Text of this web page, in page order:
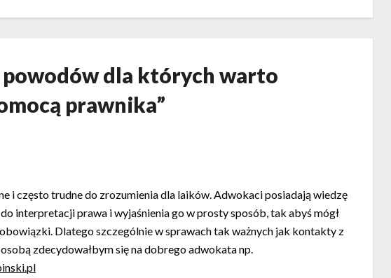
powodów dla których warto
prawnika”
i często trudne do zrozumienia dla laików. Adwokaci posiadają wiedzę
interpretacji prawa i wyjaśnienia go w prosty sposób, tak abyś mógł
Dlatego szczególnie w sprawach tak ważnych jak kontakty z
zdecydowałbym się na dobrego adwokata np.